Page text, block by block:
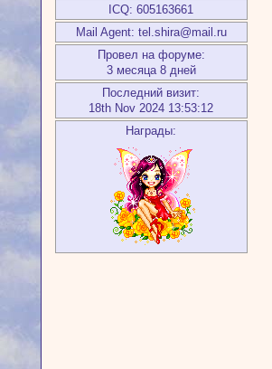
ICQ: 605163661
Mail Agent: tel.shira@mail.ru
Провел на форуме:
3 месяца 8 дней
Последний визит:
18th Nov 2024 13:53:12
Награды: